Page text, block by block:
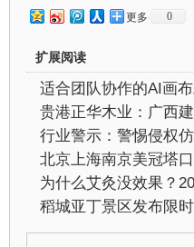
更多 0
扩展阅读
行业警示：警惕侵权
北京上海南京美冠塔
为什么艾灸没效果？